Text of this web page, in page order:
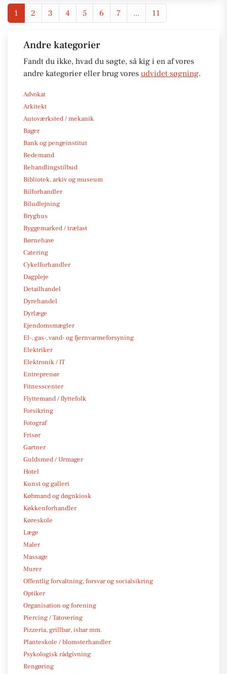
1 2 3 4 5 6 7 ... 11
Andre kategorier
Fandt du ikke, hvad du søgte, så kig i en af vores
andre kategorier eller brug vores udvidet søgning.
Advokat
Arkitekt
Autoværksted / mekanik
Bager
Bank og pengeinstitut
Bedemand
Behandlingstilbud
Bibliotek, arkiv og museum
Bilforhandler
Biludlejning
Bryghus
Byggemarked / trælast
Børnehave
Catering
Cykelforhandler
Dagpleje
Detailhandel
Dyrehandel
Dyrlæge
Ejendomsmægler
El-, gas-, vand- og fjernvarmeforsyning
Elektriker
Elektronik / IT
Entreprenør
Fitnesscenter
Flyttemand / flyttefolk
Forsikring
Fotograf
Frisør
Gartner
Guldsmed / Urmager
Hotel
Kunst og galleri
Købmand og døgnkiosk
Køkkenforhandler
Køreskole
Læge
Maler
Massage
Murer
Offentlig forvaltning, forsvar og socialsikring
Optiker
Organisation og forening
Piercing / Tatovering
Pizzeria, grillbar, isbar mm.
Planteskole / blomsterhandler
Psykologisk rådgivning
Rengøring